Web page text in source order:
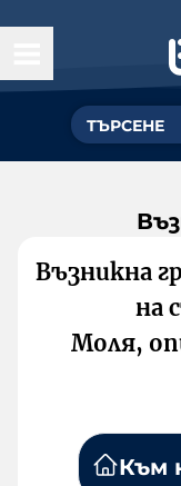
Възникна
на
Моля,
Към